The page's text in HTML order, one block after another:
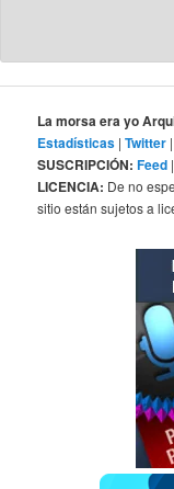
La morsa era yo
Estadísticas |Twitter
SUSCRIPCIÓN: Feed
LICENCIA: De no
sitio están sujetos a